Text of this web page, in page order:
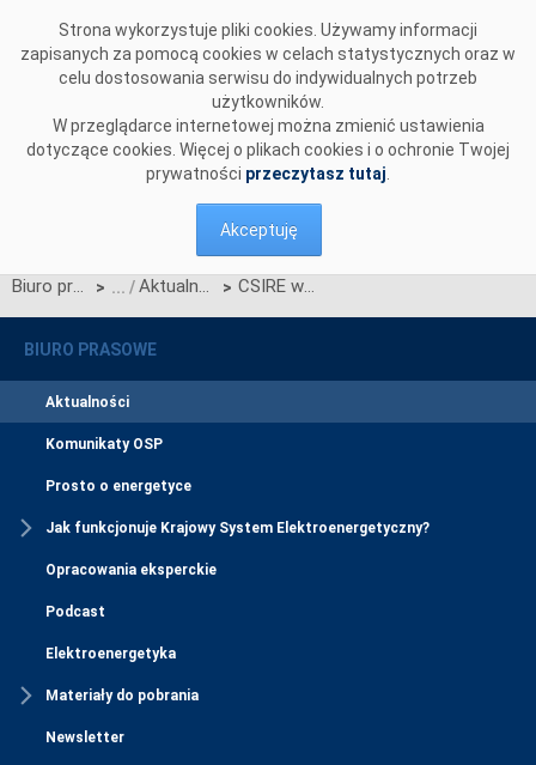
Strona wykorzystuje pliki cookies. Używamy informacji
zapisanych za pomocą cookies w celach statystycznych oraz w
celu dostosowania serwisu do indywidualnych potrzeb
użytkowników.
W przeglądarce internetowej można zmienić ustawienia
dotyczące cookies. Więcej o plikach cookies i o ochronie Twojej
prywatności przeczytasz tutaj
Akceptuję
Biuro prasowe > Aktualności > CSIRE w pigułce - warsztaty dla uczestników rynku
BIURO PRASOWE
Aktualności
Komunikaty OSP
Prosto o energetyce
Jak funkcjonuje Krajowy System Elektroenergetyczny?
Opracowania eksperckie
Podcast
Elektroenergetyka
Materiały do pobrania
Newsletter